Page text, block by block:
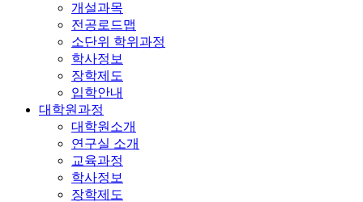
개설과목
전공로드맵
소단위 학위과정
학사정보
장학제도
입학안내
대학원과정
대학원소개
연구실 소개
교육과정
학사정보
장학제도